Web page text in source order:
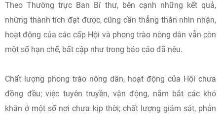
Theo Thường trực Ban Bí thư, bên cạnh những kết quả,
những thành tích đạt được, cũng cần thẳng thắn nhìn nhận,
hoạt động của các cấp Hội và phong trào nông dân vẫn còn
một số hạn chế, bất cập như trong báo cáo đã nêu.
Chất lượng phong trào nông dân, hoạt động của Hội chưa
đồng đều; việc tuyên truyền, vận động, nắm bắt các khó
khăn ở một số nơi chưa kịp thời; chất lượng giám sát, phản